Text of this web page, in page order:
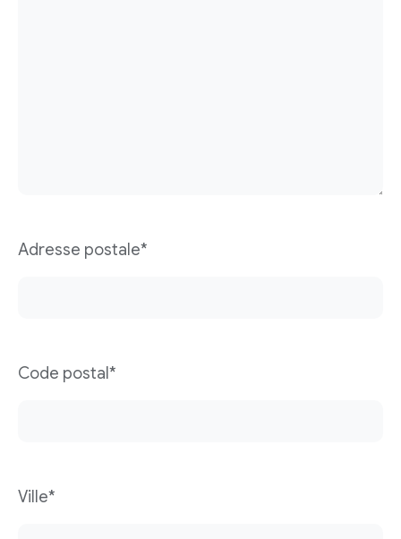
Adresse postale*
Code postal*
Ville*